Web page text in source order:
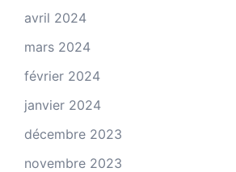
avril 2024
mars 2024
février 2024
janvier 2024
décembre 2023
novembre 2023